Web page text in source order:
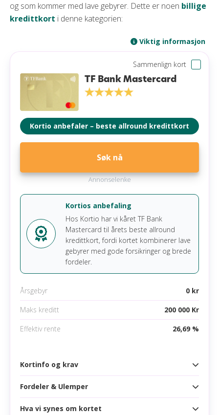
og som kommer med lave gebyrer. Dette er noen billige
kredittkort i denne kategorien:
Viktig informasjon
Kortio anbefaler – beste allround kredittkort
Sammenlign kort
TF Bank Mastercard
Søk nå
Annonselenke
Kortios anbefaling
Hos Kortio har vi kåret TF Bank
Mastercard til årets beste allround
kredittkort, fordi kortet kombinerer lave
gebyrer med gode forsikringer og brede
fordeler.
Årsgebyr 0 kr
Maks kreditt 200 000 Kr
Effektiv rente 26,69 %
Kortinfo og krav
Kortinfo
Årsgebyr
Fordeler & Ulemper
Fordeler
Hva vi synes om kortet